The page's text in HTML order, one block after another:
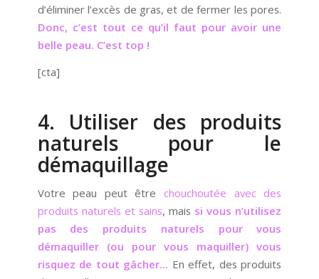
d’éliminer l’excès de gras, et de fermer les pores.
Donc, c’est tout ce qu’il faut pour avoir une
belle peau. C’est top !
[cta]
4. Utiliser des produits
naturels pour le
démaquillage
Votre peau peut êtrechouchoutée avec des
produits naturels et sains, mais si vous n’utilisez
pas des produits naturels pour vous
démaquiller (ou pour vous maquiller) vous
risquez de tout gâcher… En effet, des produits